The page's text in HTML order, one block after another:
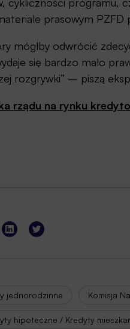
prasowym PZFD
mógłby odwrócić
się bardzo mało
rozgrywki” – piszą
rządu na rynku
jednorodzinne Komisja
hipoteczne / Kredyty